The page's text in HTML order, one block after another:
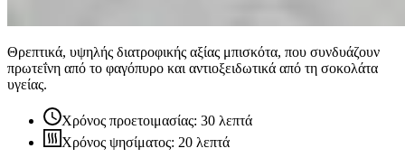
Θρεπτικά, υψηλής διατροφικής αξίας μπισκότα, που συνδυάζουν
πρωτεΐνη από το φαγόπυρο και αντιοξειδωτικά από τη σοκολάτα
υγείας.
Χρόνος προετοιμασίας: 30 λεπτά
Χρόνος ψησίματος: 20 λεπτά